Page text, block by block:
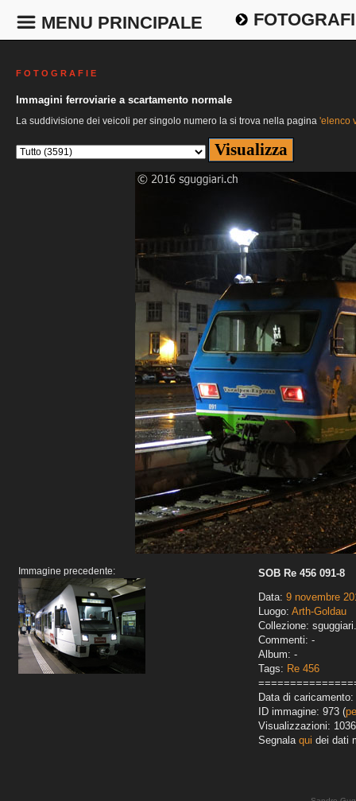
MENU PRINCIPALE
F O T O G R A F I E
Immagini ferroviarie a scartamento normale
La suddivisione dei veicoli per singolo numero la si trova nella pagina 'elenco
Immagine precedente:
SOB Re 456 091-8
Data: 9 novembre
Luogo: Arth-Goldau
Collezione:
Commenti: -
Album: -
Tags: Re 456
Data di caricamento:
ID immagine: 973 (
Visualizzazioni: 1036
Segnala qui dei dati